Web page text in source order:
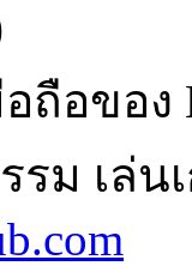
ถือของ
รม เล่น